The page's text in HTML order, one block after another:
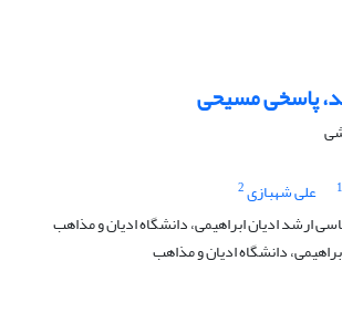
پاسخی مسیحی
1 علی شهبازی2
ارشد ادیان ابراهیمی، دانشگاه ادیان و مذاهب
دانشگاه ادیان و مذاهب